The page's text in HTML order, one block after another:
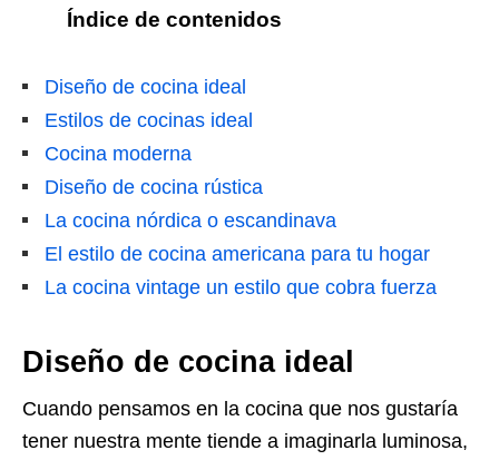
Índice de contenidos
Diseño de cocina ideal
Estilos de cocinas ideal
Cocina moderna
Diseño de cocina rústica
La cocina nórdica o escandinava
El estilo de cocina americana para tu hogar
La cocina vintage un estilo que cobra fuerza
Diseño de cocina ideal
Cuando pensamos en la cocina que nos gustaría
tener nuestra mente tiende a imaginarla luminosa,